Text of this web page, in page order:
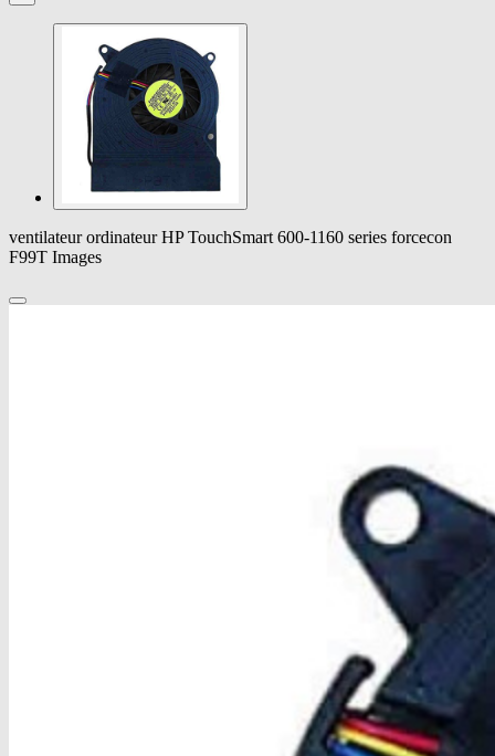
ventilateur ordinateur HP TouchSmart 600-1160 series forcecon
F99T Images